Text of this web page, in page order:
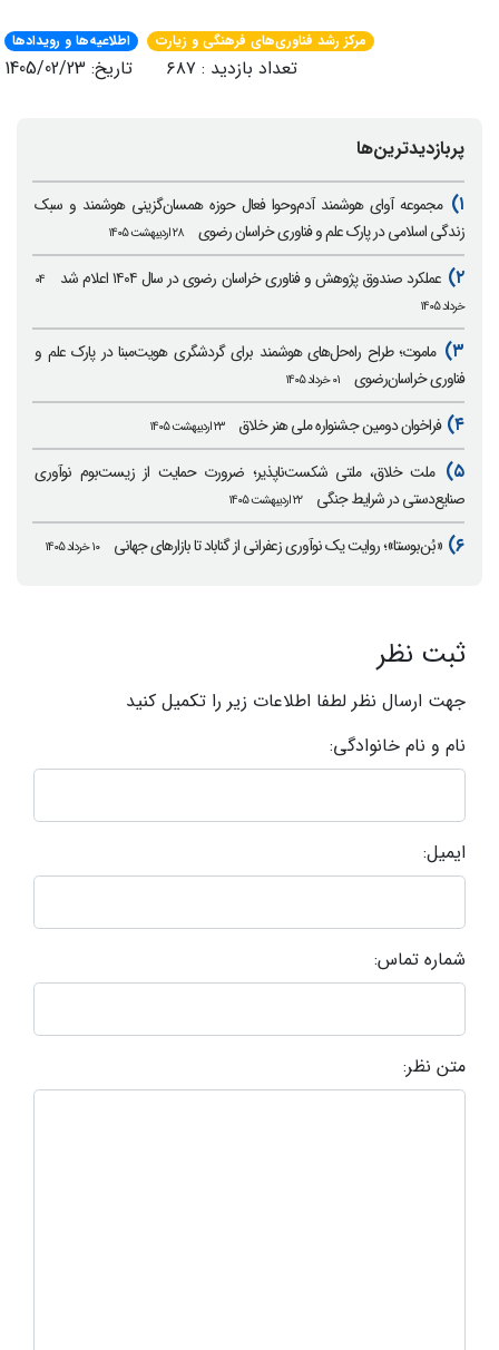
مرکز رشد فناوری‌های فرهنگی و زیارت اطلاعیه‌ها و رویدادها
تعداد بازدید : ۶۸۷ تاریخ: 1405/02/23
پربازدیدترین‌ها
مجموعه آوای هوشمند آدم‌وحوا فعال حوزه همسان‌گزینی هوشمند و سبک
زندگی اسلامی در پارک علم و فناوری خراسان رضوی ۲۸ اردیبهشت ۱۴۰۵
عملکرد صندوق پژوهش و فناوری خراسان رضوی در سال ۱۴۰۴ اعلام شد
خرداد ۱۴۰۵
ماموت؛ طراح راه‌حل‌های هوشمند برای گردشگری هویت‌مبنا در پارک علم و
فناوری خراسان‌رضوی ۰۱ خرداد ۱۴۰۵
فراخوان دومین جشنواره ملی هنر خلاق ۲۳ اردیبهشت ۱۴۰۵
ملت خلاق، ملتی شکست‌ناپذیر؛ ضرورت حمایت از زیست‌بوم نوآوری
صنایع‌دستی در شرایط جنگی ۲۲ اردیبهشت ۱۴۰۵
«بُن‌بوستا»؛ روایت یک نوآوری زعفرانی از گناباد تا بازارهای جهانی ۱۰ خرداد ۱۴۰۵
ثبت نظر
جهت ارسال نظر لطفا اطلاعات زیر را تکمیل کنید
نام و نام خانوادگی:
ایمیل:
شماره تماس:
متن نظر: